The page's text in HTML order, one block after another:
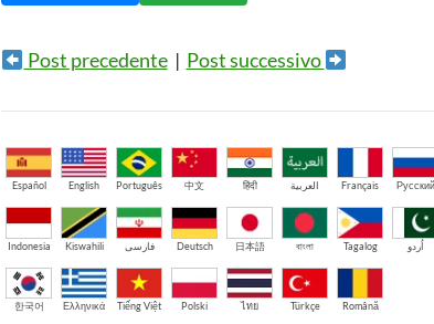
Post precedente| Post successivo
Español English Português 中文 हिंदी العربية Français Русский
Indonesia Kiswahili فارسی Deutsch 日本語 বাংলা Tagalog اُردو
한국어 Ελληνικά Tiếng Việt Polski ไทย Türkçe Română